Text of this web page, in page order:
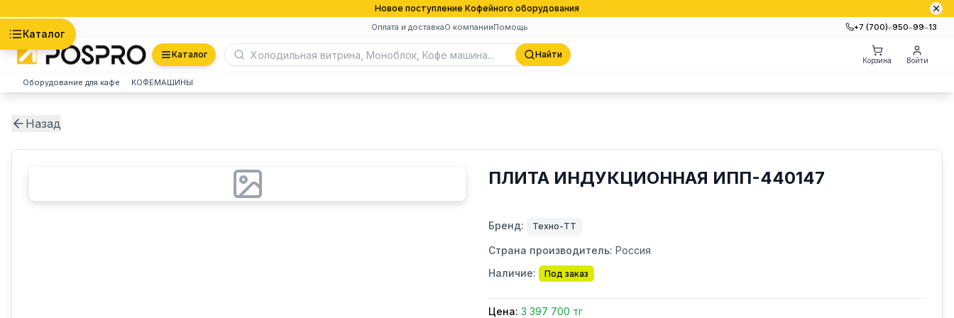
Новое поступление Кофейного оборудования
Оплата и доставкаО компанииПомощь +7 (700)‒950‒99‒13
Каталог
Каталог Найти
Корзина Войти
Оборудование для кафе КОФЕМАШИНЫ
Назад
ПЛИТА ИНДУКЦИОННАЯ ИПП-440147
Бренд: Техно-ТТ
Страна производитель: Россия
Наличие:
Под заказ
Цена: 3 397 700 тг